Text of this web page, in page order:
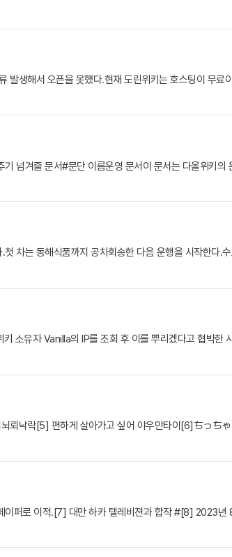
생해서 오픈을 못했다.현재 도린위키는 호스팅이 무료
겨줄 문서#문단 이름운영 문서이 문서는 다올위키의
차는 동해식품까지 공차회송한 다음 운행을 시작한다.
소유자 Vanilla의 IP를 조회 후 이를 뿌리겠다고 협박한
뢰낙락[5] 편하게 살아가고 싶어 야우만타이[6]ちっち
이퍼로 이적.[7] 대만 하카 텔레비젼과 합작 #[8] 2023년